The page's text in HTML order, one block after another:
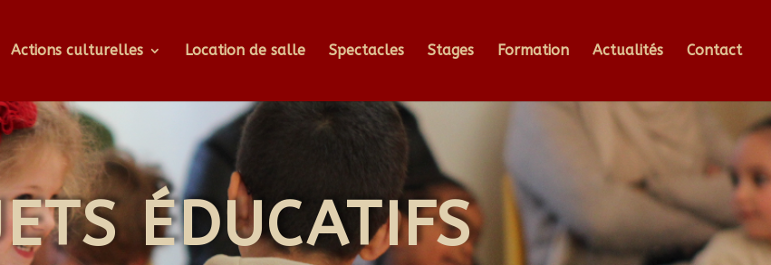
Actions culturelles Location de salle Spectacles Stages Formation Actualités Contact
ÉDUCATIFS